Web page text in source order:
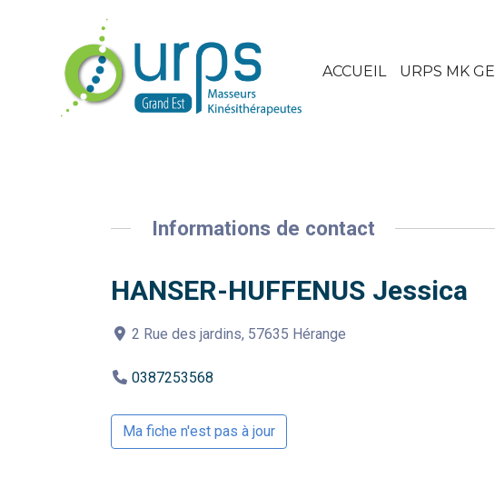
ACCUEIL URPS MK GE
Informations de contact
HANSER-HUFFENUS Jessica
2 Rue des jardins, 57635 Hérange
0387253568
Ma fiche n'est pas à jour